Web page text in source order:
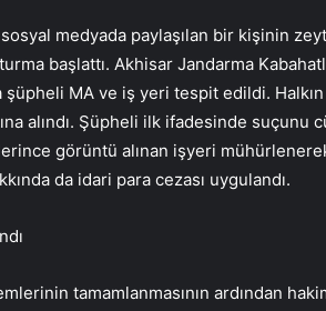
sosyal medyada paylaşılan bir kişinin
başlattı. Akhisar Jandarma
şüpheli MA ve iş yeri tespit edildi. Halkın
alındı. Şüpheli ilk ifadesinde
görüntü alınan işyeri
da idari para cezası uygulandı.
tamamlanmasının ardından